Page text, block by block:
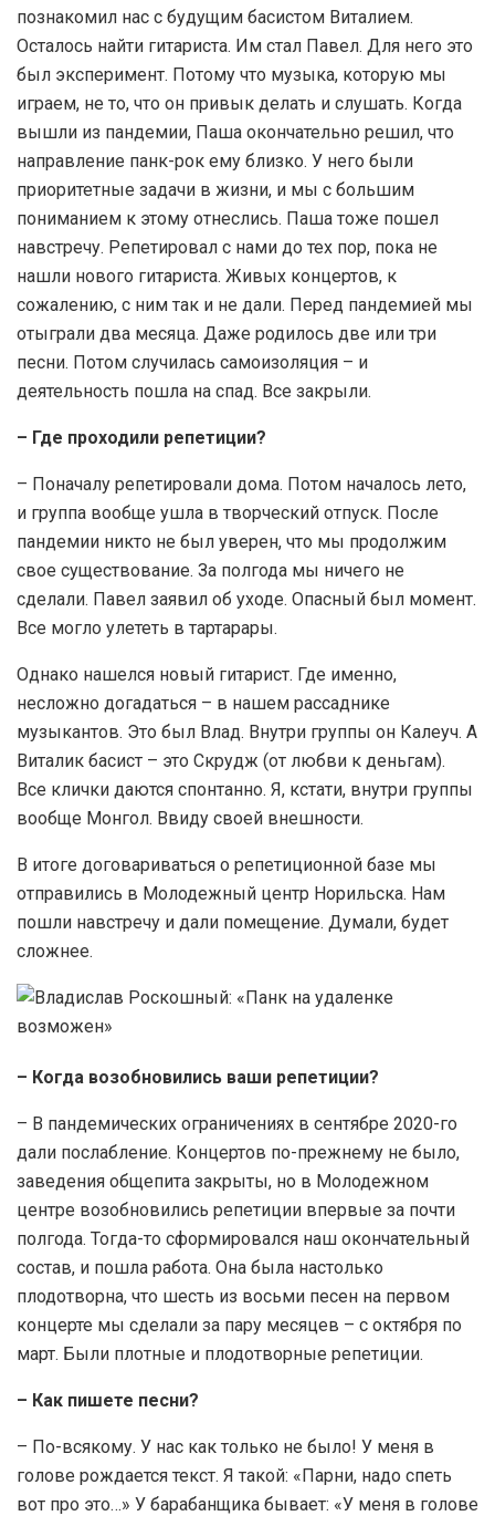
познакомил нас с будущим басистом Виталием.
Осталось найти гитариста. Им стал Павел. Для него это
был эксперимент. Потому что музыка, которую мы
играем, не то, что он привык делать и слушать. Когда
вышли из пандемии, Паша окончательно решил, что
направление панк-рок ему близко. У него были
приоритетные задачи в жизни, и мы с большим
пониманием к этому отнеслись. Паша тоже пошел
навстречу. Репетировал с нами до тех пор, пока не
нашли нового гитариста. Живых концертов, к
сожалению, с ним так и не дали. Перед пандемией мы
отыграли два месяца. Даже родилось две или три
песни. Потом случилась самоизоляция – и
деятельность пошла на спад. Все закрыли.
– Где проходили репетиции?
– Поначалу репетировали дома. Потом началось лето,
и группа вообще ушла в творческий отпуск. После
пандемии никто не был уверен, что мы продолжим
свое существование. За полгода мы ничего не
сделали. Павел заявил об уходе. Опасный был момент.
Все могло улететь в тартарары.
Однако нашелся новый гитарист. Где именно,
несложно догадаться – в нашем рассаднике
музыкантов. Это был Влад. Внутри группы он Калеуч. А
Виталик басист – это Скрудж (от любви к деньгам).
Все клички даются спонтанно. Я, кстати, внутри группы
вообще Монгол. Ввиду своей внешности.
В итоге договариваться о репетиционной базе мы
отправились в Молодежный центр Норильска. Нам
пошли навстречу и дали помещение. Думали, будет
сложнее.
– Когда возобновились ваши репетиции?
– В пандемических ограничениях в сентябре 2020-го
дали послабление. Концертов по-прежнему не было,
заведения общепита закрыты, но в Молодежном
центре возобновились репетиции впервые за почти
полгода. Тогда-то сформировался наш окончательный
состав, и пошла работа. Она была настолько
плодотворна, что шесть из восьми песен на первом
концерте мы сделали за пару месяцев – с октября по
март. Были плотные и плодотворные репетиции.
– Как пишете песни?
– По-всякому. У нас как только не было! У меня в
голове рождается текст. Я такой: «Парни, надо спеть
вот про это…» У барабанщика бывает: «У меня в голове